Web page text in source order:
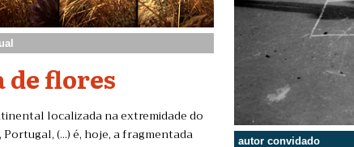
de flores
localizada na extremidade do
(...) é, hoje, a fragmentada
autor convidado